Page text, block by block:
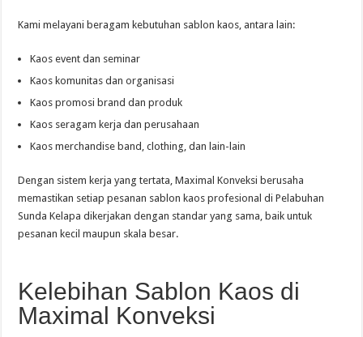
Kami melayani beragam kebutuhan sablon kaos, antara lain:
Kaos event dan seminar
Kaos komunitas dan organisasi
Kaos promosi brand dan produk
Kaos seragam kerja dan perusahaan
Kaos merchandise band, clothing, dan lain-lain
Dengan sistem kerja yang tertata, Maximal Konveksi berusaha
memastikan setiap pesanan sablon kaos profesional di Pelabuhan
Sunda Kelapa dikerjakan dengan standar yang sama, baik untuk
pesanan kecil maupun skala besar.
Kelebihan Sablon Kaos di
Maximal Konveksi